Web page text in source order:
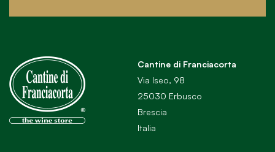
Cantine di Franciacorta
Via Iseo, 98
25030 Erbusco
Brescia
Italia